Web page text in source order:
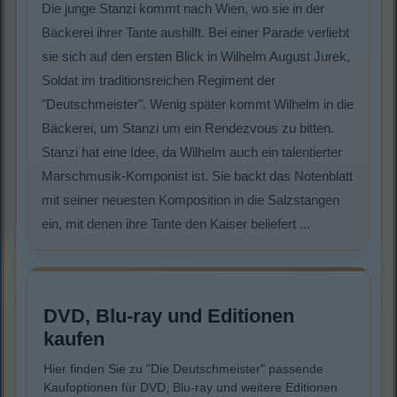
Die junge Stanzi kommt nach Wien, wo sie in der
Bäckerei ihrer Tante aushilft. Bei einer Parade verliebt
sie sich auf den ersten Blick in Wilhelm August Jurek,
Soldat im traditionsreichen Regiment der
"Deutschmeister". Wenig später kommt Wilhelm in die
Bäckerei, um Stanzi um ein Rendezvous zu bitten.
Stanzi hat eine Idee, da Wilhelm auch ein talentierter
Marschmusik-Komponist ist. Sie backt das Notenblatt
mit seiner neuesten Komposition in die Salzstangen
ein, mit denen ihre Tante den Kaiser beliefert ...
DVD, Blu-ray und Editionen
kaufen
Hier finden Sie zu "Die Deutschmeister" passende
Kaufoptionen für DVD, Blu-ray und weitere Editionen